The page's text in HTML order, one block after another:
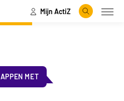
Mijn ActiZ
Zoeken
APPEN MET